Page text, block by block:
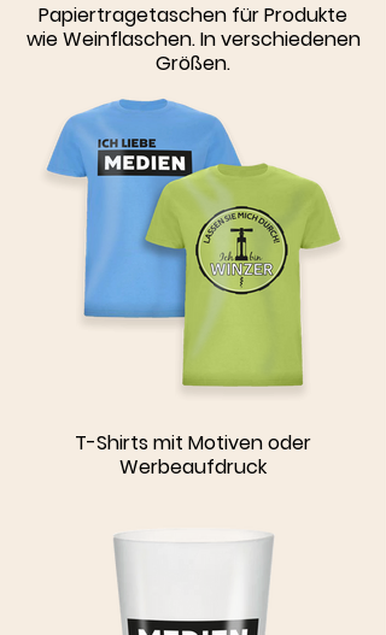
Papiertragetaschen für Produkte
wie Weinflaschen. In verschiedenen
Größen.
T-Shirts mit Motiven oder
Werbeaufdruck